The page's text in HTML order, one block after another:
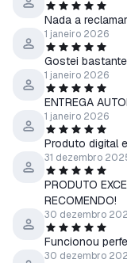
Nada a
1 janeiro 2026
Gostei
1 janeiro 2026
ENTREGA
1 janeiro 2026
Produto digital
31 dezembro
PRODUTO
RECOMENDO!
30 dezembro
Funcionou
30 dezembro